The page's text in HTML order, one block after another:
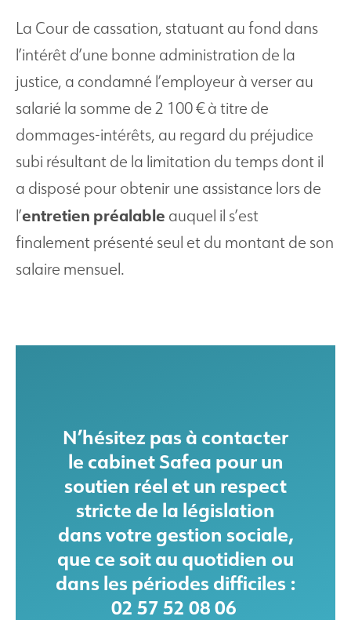
La Cour de cassation, statuant au fond dans
l’intérêt d’une bonne administration de la
justice, a condamné l’employeur à verser au
salarié la somme de 2 100 € à titre de
dommages-intérêts, au regard du préjudice
subi résultant de la limitation du temps dont il
a disposé pour obtenir une assistance lors de
l’entretien préalable auquel il s’est
finalement présenté seul et du montant de son
salaire mensuel.
N’hésitez pas à contacter
le cabinet Safea pour un
soutien réel et un respect
stricte de la législation
dans votre gestion sociale,
que ce soit au quotidien ou
dans les périodes difficiles :
02 57 52 08 06